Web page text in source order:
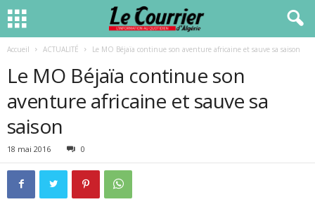
Accueil ACTUALITÉ Le MO Béjaïa continue son aventure africaine et sauve sa saison
Le MO Béjaïa continue son
aventure africaine et sauve sa
saison
18 mai 2016 0